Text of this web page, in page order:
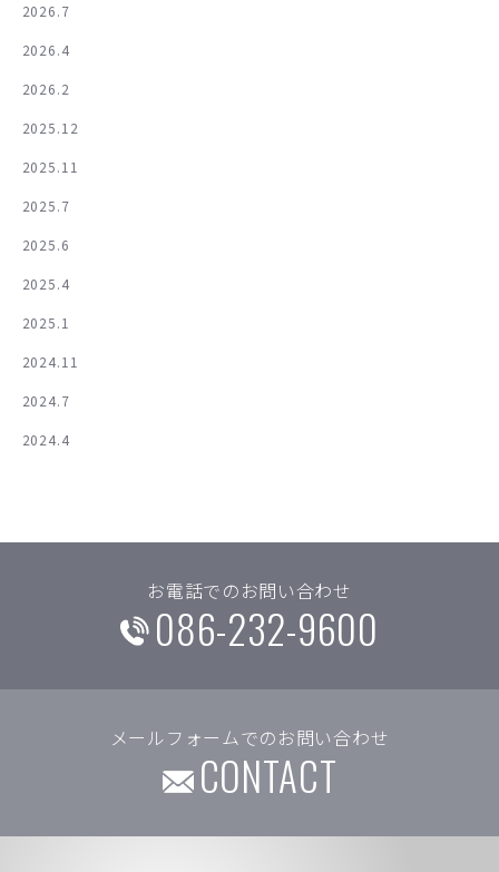
2026.7
2026.4
2026.2
2025.12
2025.11
2025.7
2025.6
2025.4
2025.1
2024.11
2024.7
2024.4
お電話でのお問い合わせ
086-232-9600
メールフォームでのお問い合わせ
CONTACT